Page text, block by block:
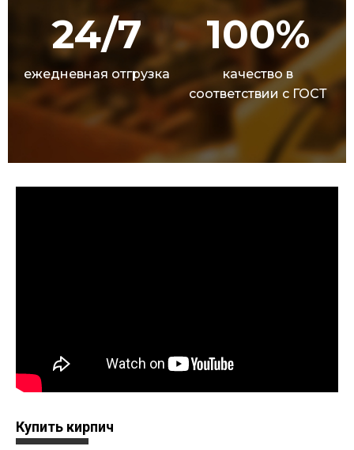
24/7
ежедневная отгрузка
100%
качество в
соответствии с ГОСТ
Купить кирпич